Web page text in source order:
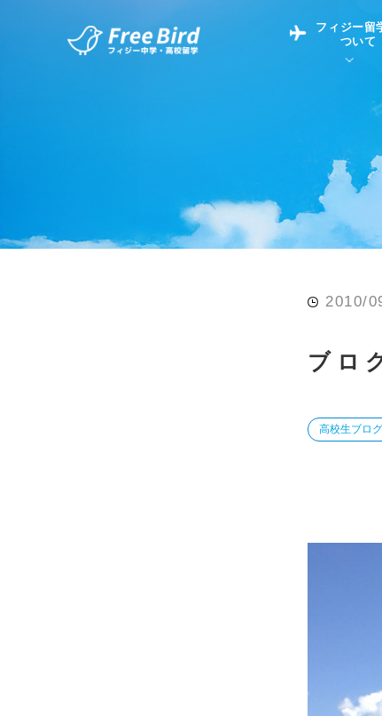
フィジー留
ついて
フィジー留学につ
フィジーでの生活
現地高校Q&A
英語についてQ&A
フィジー留学通信
留学コラム
2010/
ブロ
高校生ブログ